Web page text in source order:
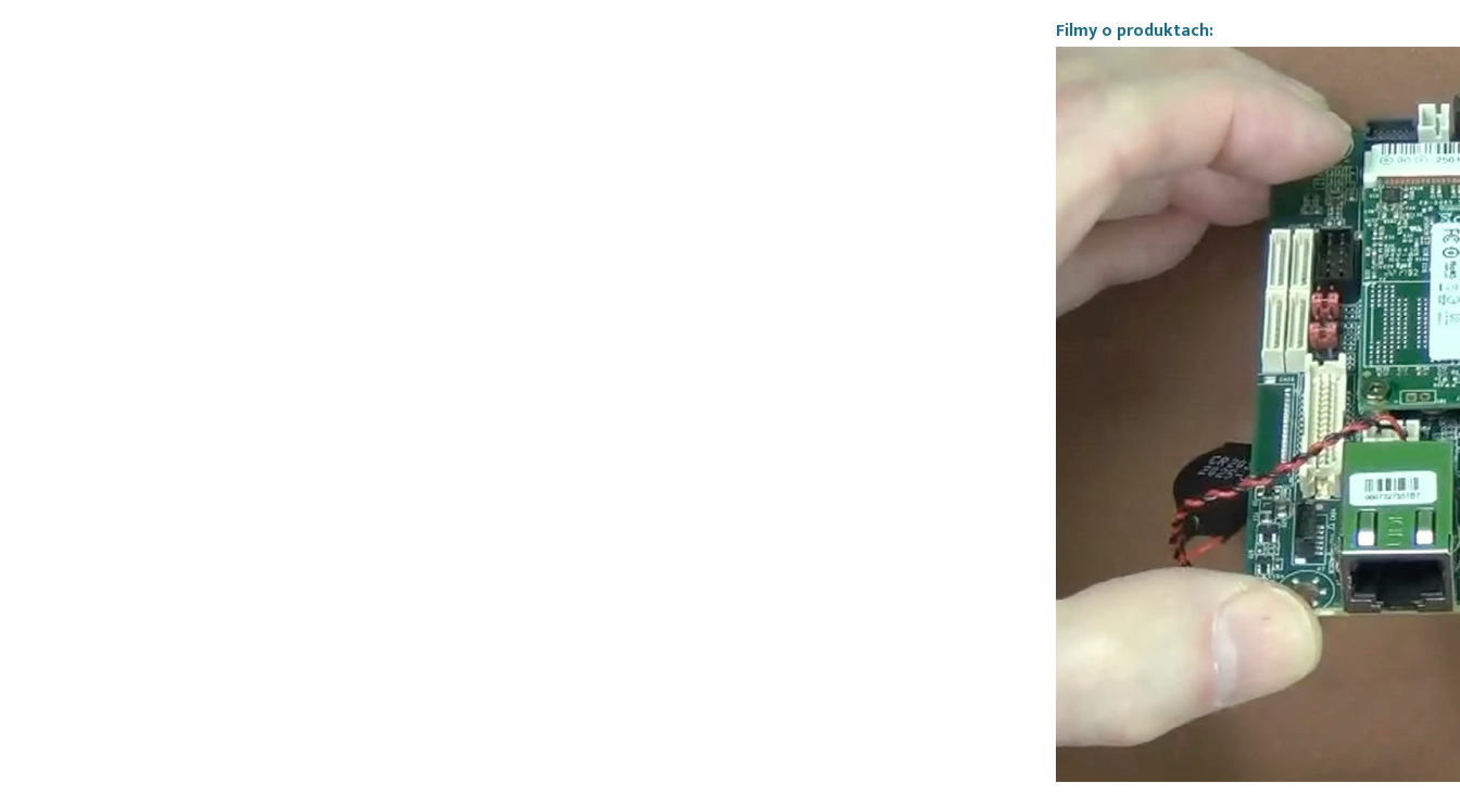
Filmy o produktach: